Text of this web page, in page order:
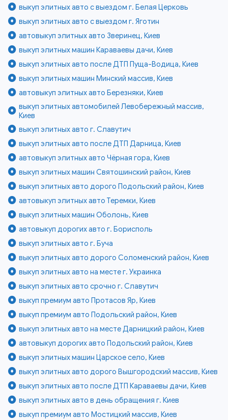
выкуп элитных авто с выездом г. Белая Церковь
выкуп элитных авто с выездом г. Яготин
автовыкуп элитных авто Зверинец, Киев
выкуп элитных машин Караваевы дачи, Киев
выкуп элитных авто после ДТП Пуща-Водица, Киев
выкуп элитных машин Минский массив, Киев
автовыкуп элитных авто Березняки, Киев
выкуп элитных автомобилей Левобережный массив,
Киев
выкуп элитных авто г. Славутич
выкуп элитных авто после ДТП Дарница, Киев
автовыкуп элитных авто Чёрная гора, Киев
выкуп элитных машин Святошинский район, Киев
выкуп элитных авто дорого Подольский район, Киев
автовыкуп элитных авто Теремки, Киев
выкуп элитных машин Оболонь, Киев
автовыкуп дорогих авто г. Борисполь
выкуп элитных авто г. Буча
выкуп элитных авто дорого Соломенский район, Киев
выкуп элитных авто на месте г. Украинка
выкуп элитных авто срочно г. Славутич
выкуп премиум авто Протасов Яр, Киев
выкуп премиум авто Подольский район, Киев
выкуп элитных авто на месте Дарницкий район, Киев
автовыкуп дорогих авто Подольский район, Киев
выкуп элитных машин Царское село, Киев
выкуп элитных авто дорого Вышгородский массив, Киев
выкуп элитных авто после ДТП Караваевы дачи, Киев
выкуп элитных авто в день обращения г. Киев
выкуп премиум авто Мостицкий массив, Киев